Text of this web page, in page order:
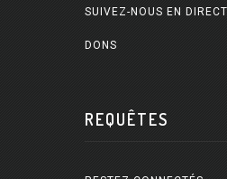
SUIVEZ-NOUS EN DIRECT
DONS
REQUÊTES